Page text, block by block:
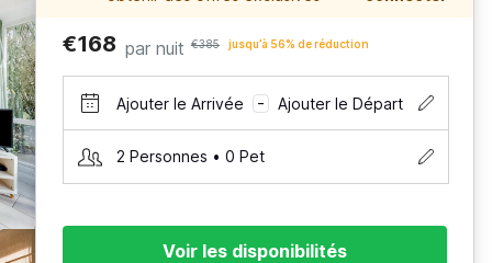
€168 par nuit €385 jusqu’à 56% de réduction
Ajouter le Arrivée – Ajouter le Départ
2 Personnes • 0 Pet
Voir les disponibilités